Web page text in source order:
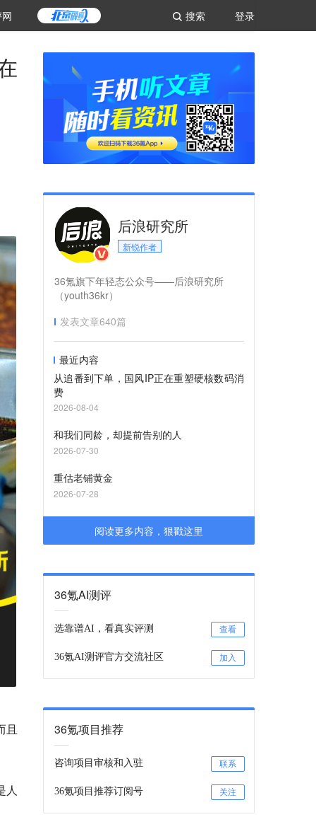
登录
搜索
且
人
后浪研究所
新锐作者
36氪旗下年轻态公众号——后浪研究所
（youth36kr）
发表文章640篇
最近内容
从追番到下单，国风IP正在重塑硬核数码消
费
2026-08-04
和我们同龄，却提前告别的人
2026-07-30
重估老铺黄金
2026-07-28
阅读更多内容，狠戳这里
36氪AI测评
选靠谱AI，看真实评测 查看
36氪AI测评官方交流社区 加入
36氪项目推荐
咨询项目审核和入驻 联系
36氪项目推荐订阅号 关注